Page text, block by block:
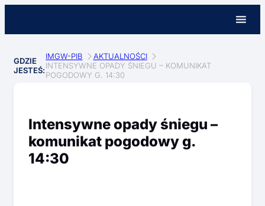
GDZIE
JESTEŚ:
IMGW-PIB
AKTUALNOŚCI
INTENSYWNE OPADY ŚNIEGU – KOMUNIKAT
POGODOWY G. 14:30
Intensywne opady śniegu –
komunikat pogodowy g.
14:30